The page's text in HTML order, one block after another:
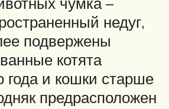
недуг,
подвержены
котята
года и кошки старше
предрасположен